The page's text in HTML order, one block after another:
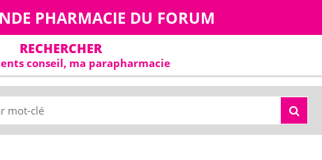
PHARMACIE DU FORUM
RECHERCHER
conseil, ma parapharmacie